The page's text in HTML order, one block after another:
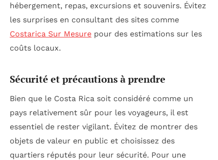
hébergement, repas, excursions et souvenirs. Évitez
les surprises en consultant des sites comme
Costarica Sur Mesure pour des estimations sur les
coûts locaux.
Sécurité et précautions à prendre
Bien que le Costa Rica soit considéré comme un
pays relativement sûr pour les voyageurs, il est
essentiel de rester vigilant. Évitez de montrer des
objets de valeur en public et choisissez des
quartiers réputés pour leur sécurité. Pour une